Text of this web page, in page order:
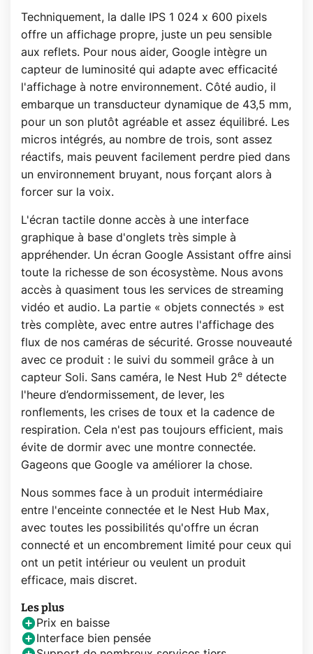
Techniquement, la dalle IPS 1 024 x 600 pixels
offre un affichage propre, juste un peu sensible
aux reflets. Pour nous aider, Google intègre un
capteur de luminosité qui adapte avec efficacité
l'affichage à notre environnement. Côté audio, il
embarque un transducteur dynamique de 43,5 mm,
pour un son plutôt agréable et assez équilibré. Les
micros intégrés, au nombre de trois, sont assez
réactifs, mais peuvent facilement perdre pied dans
un environnement bruyant, nous forçant alors à
forcer sur la voix.
L'écran tactile donne accès à une interface
graphique à base d'onglets très simple à
appréhender. Un écran Google Assistant offre ainsi
toute la richesse de son écosystème. Nous avons
accès à quasiment tous les services de streaming
vidéo et audio. La partie « objets connectés » est
très complète, avec entre autres l'affichage des
flux de nos caméras de sécurité. Grosse nouveauté
avec ce produit : le suivi du sommeil grâce à un
capteur Soli. Sans caméra, le Nest Hub 2e détecte
l'heure d’endormissement, de lever, les
ronflements, les crises de toux et la cadence de
respiration. Cela n'est pas toujours efficient, mais
évite de dormir avec une montre connectée.
Gageons que Google va améliorer la chose.
Nous sommes face à un produit intermédiaire
entre l'enceinte connectée et le Nest Hub Max,
avec toutes les possibilités qu'offre un écran
connecté et un encombrement limité pour ceux qui
ont un petit intérieur ou veulent un produit
efficace, mais discret.
Les plus
Prix en baisse
Interface bien pensée